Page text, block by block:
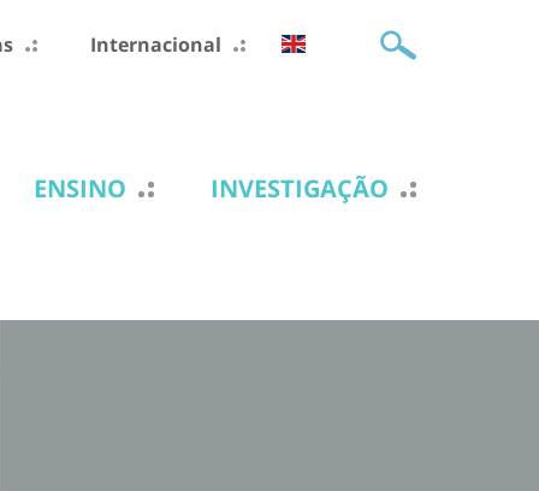
Internacional
ENSINO INVESTIGAÇÃO